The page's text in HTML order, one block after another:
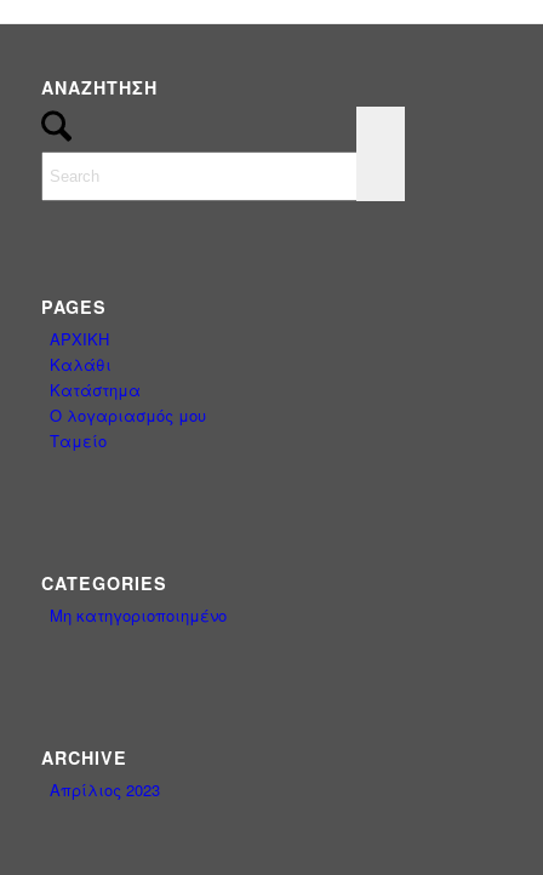
ΑΝΑΖΉΤΗΣΗ
PAGES
ΑΡΧΙΚΗ
Καλάθι
Κατάστημα
Ο λογαριασμός μου
Ταμείο
CATEGORIES
Μη κατηγοριοποιημένο
ARCHIVE
Απρίλιος 2023